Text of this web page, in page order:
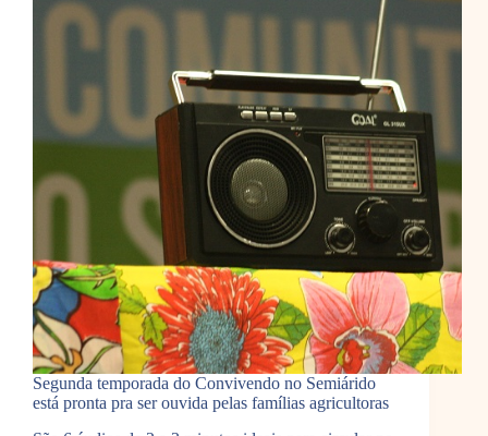
Segunda temporada do Convivendo no Semiárido
está pronta pra ser ouvida pelas famílias agricultoras